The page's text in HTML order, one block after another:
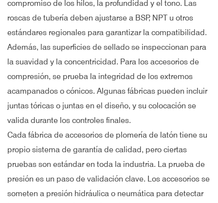
compromiso de los hilos, la profundidad y el tono. Las
roscas de tubería deben ajustarse a BSP, NPT u otros
estándares regionales para garantizar la compatibilidad.
Además, las superficies de sellado se inspeccionan para
la suavidad y la concentricidad. Para los accesorios de
compresión, se prueba la integridad de los extremos
acampanados o cónicos. Algunas fábricas pueden incluir
juntas tóricas o juntas en el diseño, y su colocación se
valida durante los controles finales.
Cada fábrica de accesorios de plomería de latón tiene su
propio sistema de garantía de calidad, pero ciertas
pruebas son estándar en toda la industria. La prueba de
presión es un paso de validación clave. Los accesorios se
someten a presión hidráulica o neumática para detectar